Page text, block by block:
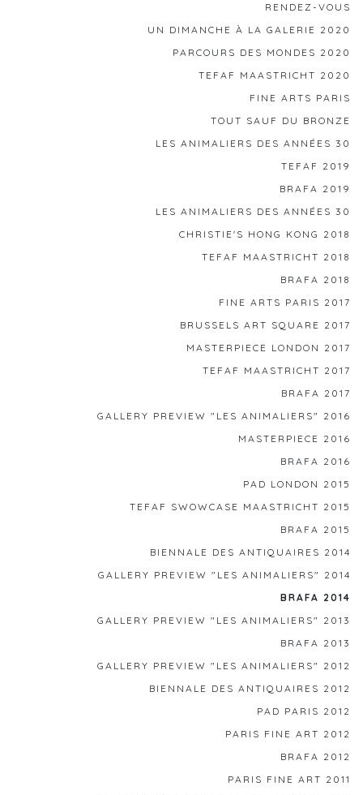
RENDEZ-VOUS
UN DIMANCHE À LA GALERIE 2020
PARCOURS DES MONDES 2020
TEFAF MAASTRICHT 2020
FINE ARTS PARIS
TOUT SAUF DU BRONZE
LES ANIMALIERS DES ANNÉES 30
TEFAF 2019
BRAFA 2019
LES ANIMALIERS DES ANNÉES 30
CHRISTIE'S HONG KONG 2018
TEFAF MAASTRICHT 2018
BRAFA 2018
FINE ARTS PARIS 2017
BRUSSELS ART SQUARE 2017
MASTERPIECE LONDON 2017
TEFAF MAASTRICHT 2017
BRAFA 2017
GALLERY PREVIEW "LES ANIMALIERS" 2016
MASTERPIECE 2016
BRAFA 2016
PAD LONDON 2015
TEFAF SWOWCASE MAASTRICHT 2015
BRAFA 2015
BIENNALE DES ANTIQUAIRES 2014
GALLERY PREVIEW "LES ANIMALIERS" 2014
BRAFA 2014
GALLERY PREVIEW "LES ANIMALIERS" 2013
BRAFA 2013
GALLERY PREVIEW "LES ANIMALIERS" 2012
BIENNALE DES ANTIQUAIRES 2012
PAD PARIS 2012
PARIS FINE ART 2012
BRAFA 2012
PARIS FINE ART 2011